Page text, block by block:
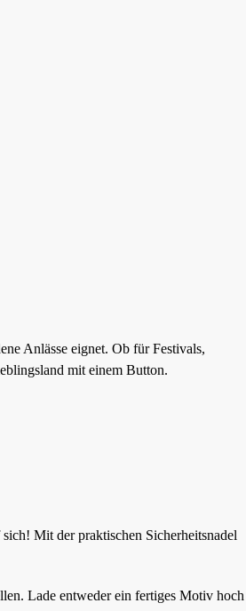
Anlässe eignet. Ob für Festivals,
mit einem Button.
Mit der praktischen Sicherheitsnadel
Lade entweder ein fertiges Motiv hoch